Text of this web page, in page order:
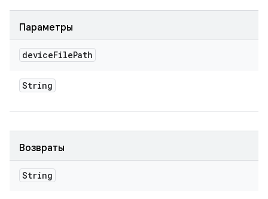
Параметры
deviceFilePath
String
Возвраты
String